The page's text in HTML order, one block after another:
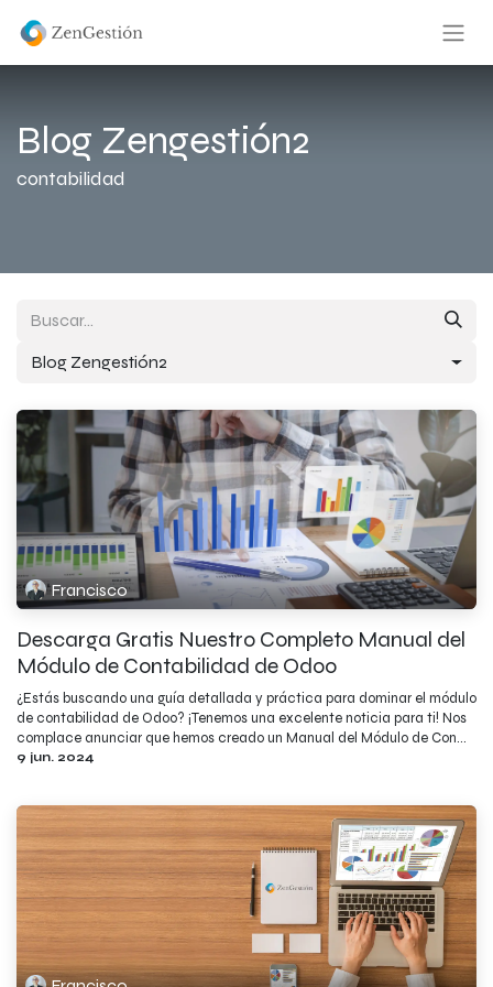
Blog Zengestión2
contabilidad
Blog Zengestión2
Francisco
Descarga Gratis Nuestro Completo Manual del
Módulo de Contabilidad de Odoo
¿Estás buscando una guía detallada y práctica para dominar el módulo
de contabilidad de Odoo? ¡Tenemos una excelente noticia para ti! Nos
complace anunciar que hemos creado un Manual del Módulo de Con...
9 jun. 2024